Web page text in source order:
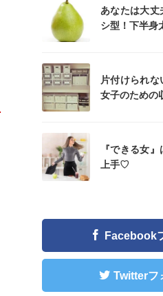
あなたは大丈
シ型！下半身
片付けられ
女子のための
『できる女
上手♡
Facebook
Twitterフ